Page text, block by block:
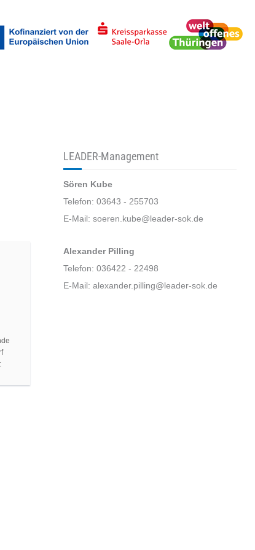
LEADER-Management
Sören Kube
Telefon: 03643 - 255703
E-Mail: soeren.kube@leader-sok.de
Alexander Pilling
Telefon: 036422 - 22498
E-Mail: alexander.pilling@leader-sok.de